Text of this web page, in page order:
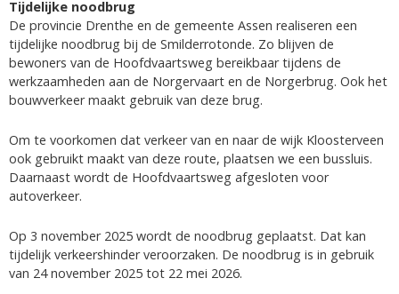
Tijdelijke noodbrug
De provincie Drenthe en de gemeente Assen realiseren een
tijdelijke noodbrug bij de Smilderrotonde. Zo blijven de
bewoners van de Hoofdvaartsweg bereikbaar tijdens de
werkzaamheden aan de Norgervaart en de Norgerbrug. Ook het
bouwverkeer maakt gebruik van deze brug.
Om te voorkomen dat verkeer van en naar de wijk Kloosterveen
ook gebruikt maakt van deze route, plaatsen we een bussluis.
Daarnaast wordt de Hoofdvaartsweg afgesloten voor
autoverkeer.
Op 3 november 2025 wordt de noodbrug geplaatst. Dat kan
tijdelijk verkeershinder veroorzaken. De noodbrug is in gebruik
van 24 november 2025 tot 22 mei 2026.